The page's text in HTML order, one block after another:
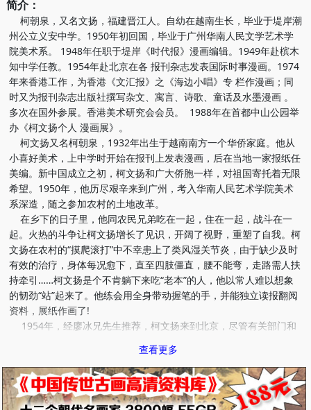
简介：
柯朝泉，又名文扬，福建晋江人。自幼在越南生长，毕业于堤岸潮
州公立义安中学。1950年初回国，毕业于广州华南人民文学艺术学
院美术系。 1948年任职于堤岸《时代报》漫画编辑。1949年赴槟木
知中学任教。1954年赴北京在各 报刊杂志发表国际时事漫画。1974
年来香港工作，为香港《文汇报》之《海边小唱》专 栏作漫画；同
时又为报刊杂志出版社撰写杂文、寓言、诗歌、童话及水墨漫画 。
多次在国外参展。香港美术研究会会员。 1988年在首都中山公园举
办《柯文扬个人 漫画展》。
柯文扬又名柯朝泉，1932年出生于越南南方一个华侨家庭。他从
小喜好美术，上中学时开始在报刊上发表漫画，后在当地一家报纸任
美编。新中国成立之初，柯文扬和广大侨胞一样，对祖国寄托着无限
希望。1950年，他历尽艰辛来到广州，考入华南人民艺术学院美术
系深造，随之参加农村的土地改革。
在乡下的日子里，他同农民兄弟吃在一起，住在一起，战斗在一
起。火热的斗争让柯文扬增长了见识，开阔了视野，重塑了自我。柯
文扬在农村的“摸爬滚打”中不幸患上了类风湿关节炎，由于缺少及时
有效的治疗，身体每况愈下，直至四肢僵直，腰不能弯，走路需人扶
持牵引……柯文扬是个不肯躺下来吃“老本”的人，他以常人难以想象
的韧劲“站”起来了。他练会用全身带动握笔的手，并能独立读报翻阅
资料，展纸作画了!
1954年，经廖冰兄先生推荐，柯文扬来到北京，尽管有关部门和
为数及少，靠稿费谋生的漫画家。柯文扬是个苦中作乐的硬汉子，他
不仅凭着顽强的毅力创作了大量脍炙人口的国际漫画，是《人民日
报》、《世界知识》等报刊的重点漫画作者，并在《工人日报》开辟
了专栏。柯文扬还经常在“微醺”之后给造访者大讲古今笑话，或唱几
查看更多